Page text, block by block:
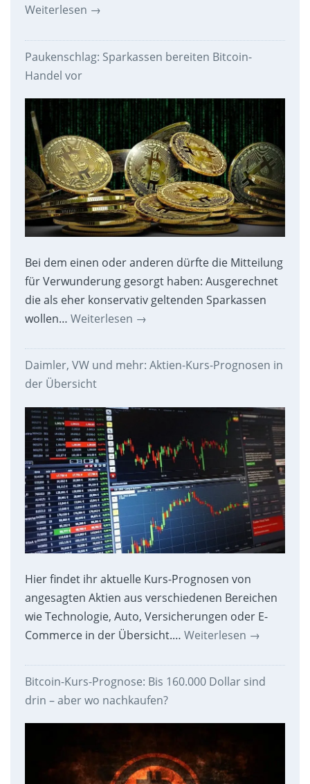
Weiterlesen →
Paukenschlag: Sparkassen bereiten Bitcoin-
Handel vor
Bei dem einen oder anderen dürfte die Mitteilung
für Verwunderung gesorgt haben: Ausgerechnet
die als eher konservativ geltenden Sparkassen
wollen… Weiterlesen →
Daimler, VW und mehr: Aktien-Kurs-Prognosen in
der Übersicht
Hier findet ihr aktuelle Kurs-Prognosen von
angesagten Aktien aus verschiedenen Bereichen
wie Technologie, Auto, Versicherungen oder E-
Commerce in der Übersicht.… Weiterlesen →
Bitcoin-Kurs-Prognose: Bis 160.000 Dollar sind
drin – aber wo nachkaufen?